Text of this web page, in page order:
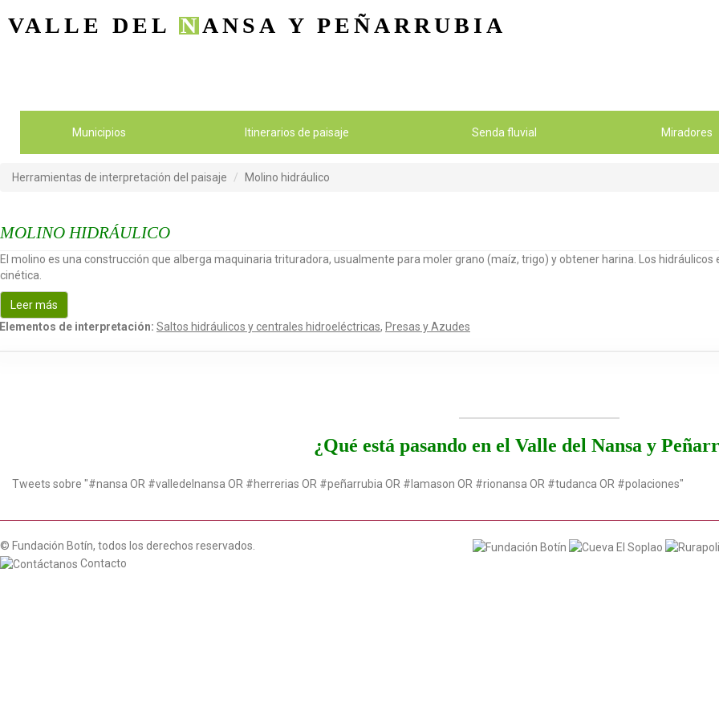
VALLE DEL NANSA Y PEÑARRUBIA
Municipios Itinerarios de paisaje Senda fluvial Miradores
Herramientas de interpretación del paisaje Molino hidráulico
MOLINO HIDRÁULICO
El molino es una construcción que alberga maquinaria trituradora, usualmente para moler grano (maíz, trigo) y obtener harina. Los
cinética.
Leer más
Elementos de interpretación: Saltos hidráulicos y centrales hidroeléctricas, Presas y Azudes
¿Qué está pasando en el Valle del Nansa y
Tweets sobre "#nansa OR #valledelnansa OR #herrerias OR #peñarrubia OR #lamason OR #rionansa OR #tudanca OR #polaciones"
© Fundación Botín, todos los derechos reservados.
Contacto